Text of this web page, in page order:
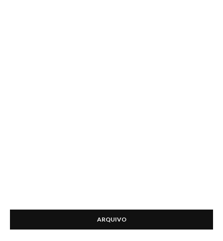
ARQUIVO